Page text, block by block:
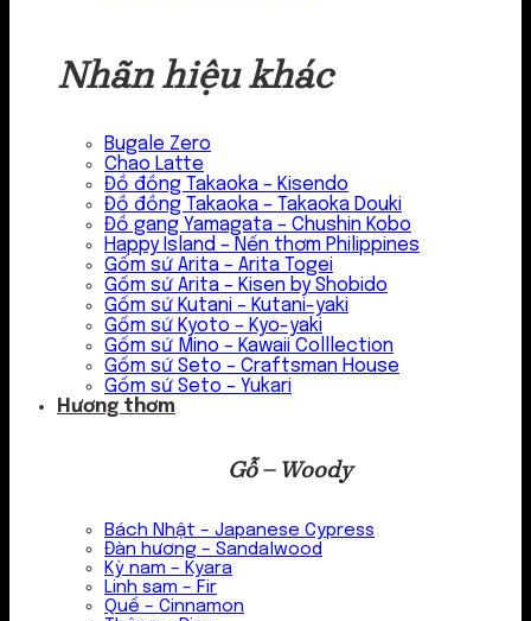
Nhãn hiệu khác
Bugale Zero
Chao Latte
Đồ đồng Takaoka – Kisendo
Đồ đồng Takaoka – Takaoka Douki
Đồ gang Yamagata – Chushin Kobo
Happy Island – Nến thơm Philippines
Gốm sứ Arita – Arita Togei
Gốm sứ Arita – Kisen by Shobido
Gốm sứ Kutani – Kutani-yaki
Gốm sứ Kyoto – Kyo-yaki
Gốm sứ Mino – Kawaii Colllection
Gốm sứ Seto – Craftsman House
Gốm sứ Seto – Yukari
Hương thơm
Gỗ – Woody
Bách Nhật – Japanese Cypress
Đàn hương – Sandalwood
Kỳ nam – Kyara
Linh sam – Fir
Quế – Cinnamon